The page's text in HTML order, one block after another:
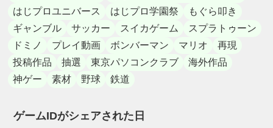
はじプロユニバース
はじプロ学園祭
もぐら叩き
ギャンブル
サッカー スイカゲーム
スプラトゥーン
ドミノ
プレイ動画 ボンバーマン マリオ
再現
投稿作品
抽選 東京パソコンクラブ
海外作品
神ゲー
素材 野球 鉄道
ゲームIDがシェアされた日